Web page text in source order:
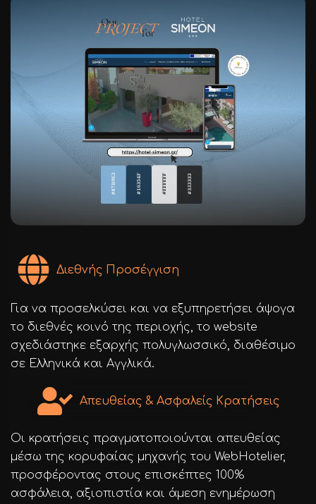
Διεθνής Προσέγγιση
Για να προσελκύσει και να εξυπηρετήσει άψογα
το διεθνές κοινό της περιοχής, το website
σχεδιάστηκε εξαρχής πολυγλωσσικό, διαθέσιμο
σε Ελληνικά και Αγγλικά.
Απευθείας & Ασφαλείς Κρατήσεις
Οι κρατήσεις πραγματοποιούνται απευθείας
μέσω της κορυφαίας μηχανής του WebHotelier,
προσφέροντας στους επισκέπτες 100%
ασφάλεια, αξιοπιστία και άμεση ενημέρωση